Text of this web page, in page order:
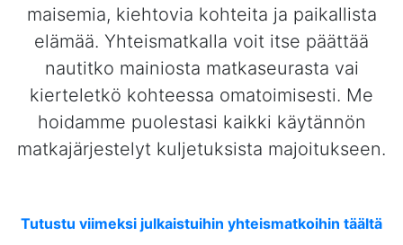
maisemia, kiehtovia kohteita ja paikallista
elämää. Yhteismatkalla voit itse päättää
nautitko mainiosta matkaseurasta vai
kierteletkö kohteessa omatoimisesti. Me
hoidamme puolestasi kaikki käytännön
matkajärjestelyt kuljetuksista majoitukseen.
Tutustu viimeksi julkaistuihin yhteismatkoihin täältä